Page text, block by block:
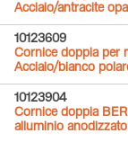
Acciaio/antracite
10123609
Cornice doppia per
Acciaio/bianco
10123904
Cornice doppia
alluminio anodizzato